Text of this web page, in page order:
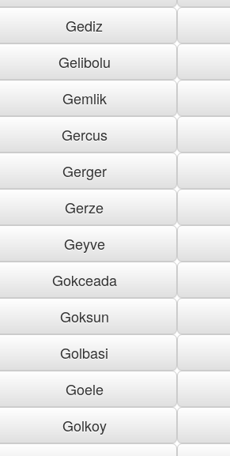
Gediz
Gelibolu
Gemlik
Gercus
Gerger
Gerze
Geyve
Gokceada
Goksun
Golbasi
Goele
Golkoy